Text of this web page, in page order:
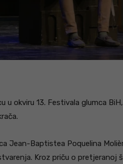
u okviru 13. Festivala glumca
Jean-Baptistea Poquelina
Kroz priču o pretjeranoj